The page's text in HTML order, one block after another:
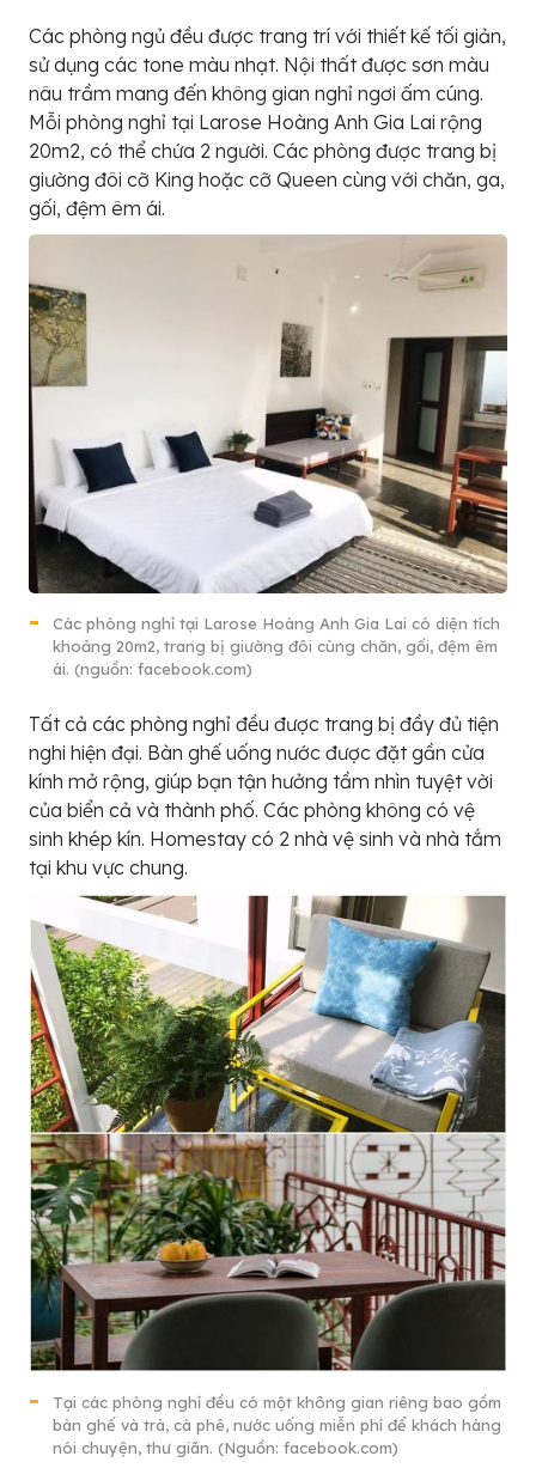
Các phòng ngủ đều được trang trí với thiết kế tối giản,
sử dụng các tone màu nhạt. Nội thất được sơn màu
nâu trầm mang đến không gian nghỉ ngơi ấm cúng.
Mỗi phòng nghỉ tại Larose Hoàng Anh Gia Lai rộng
20m2, có thể chứa 2 người. Các phòng được trang bị
giường đôi cỡ King hoặc cỡ Queen cùng với chăn, ga,
gối, đệm êm ái.
Các phòng nghỉ tại Larose Hoàng Anh Gia Lai có diện tích
khoảng 20m2, trang bị giường đôi cùng chăn, gối, đệm êm
ái. (nguồn: facebook.com)
Tất cả các phòng nghỉ đều được trang bị đầy đủ tiện
nghi hiện đại. Bàn ghế uống nước được đặt gần cửa
kính mở rộng, giúp bạn tận hưởng tầm nhìn tuyệt vời
của biển cả và thành phố. Các phòng không có vệ
sinh khép kín. Homestay có 2 nhà vệ sinh và nhà tắm
tại khu vực chung.
Tại các phòng nghỉ đều có một không gian riêng bao gồm
bàn ghế và trà, cà phê, nước uống miễn phí để khách hàng
nói chuyện, thư giãn. (Nguồn: facebook.com)